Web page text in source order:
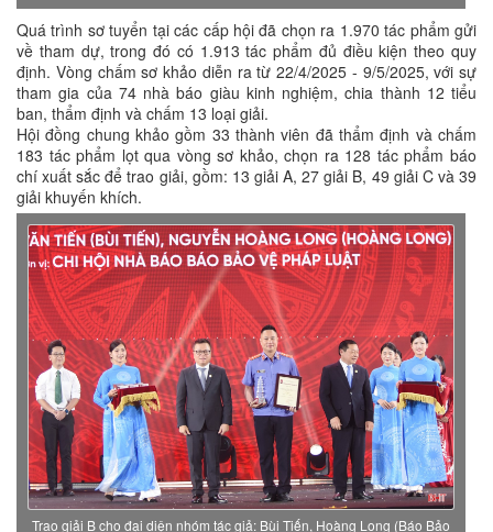
Quá trình sơ tuyển tại các cấp hội đã chọn ra 1.970 tác phẩm gửi
về tham dự, trong đó có 1.913 tác phẩm đủ điều kiện theo quy
định. Vòng chấm sơ khảo diễn ra từ 22/4/2025 - 9/5/2025, với sự
tham gia của 74 nhà báo giàu kinh nghiệm, chia thành 12 tiểu
ban, thẩm định và chấm 13 loại giải.
Hội đồng chung khảo gồm 33 thành viên đã thẩm định và chấm
183 tác phẩm lọt qua vòng sơ khảo, chọn ra 128 tác phẩm báo
chí xuất sắc để trao giải, gồm: 13 giải A, 27 giải B, 49 giải C và 39
giải khuyến khích.
Trao giải B cho đại diện nhóm tác giả: Bùi Tiến, Hoàng Long (Báo Bảo